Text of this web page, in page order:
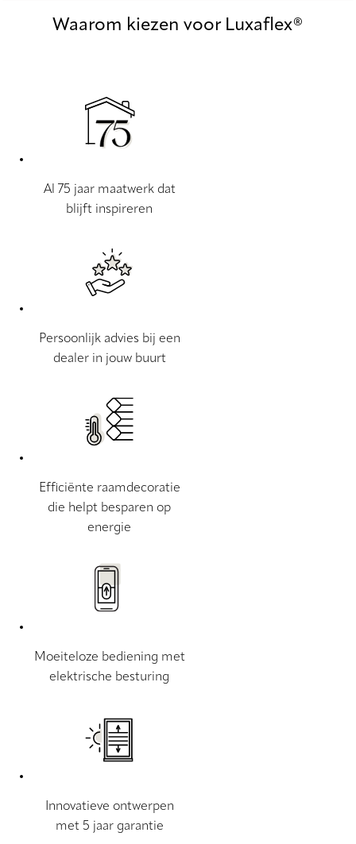
Waarom kiezen voor Luxaflex®
Al 75 jaar maatwerk dat
blijft inspireren
Persoonlijk advies bij een
dealer in jouw buurt
Efficiënte raamdecoratie
die helpt besparen op
energie
Moeiteloze bediening met
elektrische besturing
Innovatieve ontwerpen
met 5 jaar garantie